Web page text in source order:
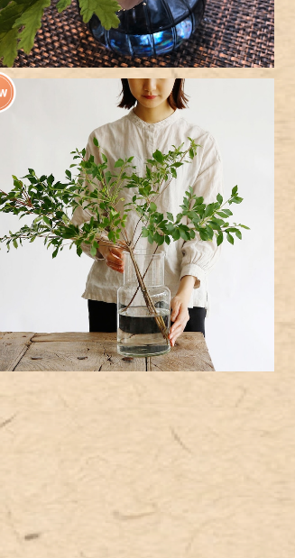
高さ26cmリューズガラス フラワーベー
スネック
¥3,800